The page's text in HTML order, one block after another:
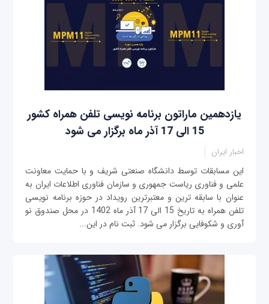
یازدهمین ماراتون برنامه نویسی تلفن همراه کشور
15 الی 17 آذر ماه برگزار می شود
اخبار ایران
این مسابقات توسط دانشگاه صنعتی شریف و با حمایت معاونت
علمی و فناوری ریاست جمهوری و سازمان فناوری اطلاعات ایران به
عنوان با سابقه ترین و معتبرترین رویداد در حوزه برنامه نویسی
تلفن همراه به تاریخ 15 الی 17 آذر ماه 1402 در محل صندوق نو
آوری و شکوفایی برگزار می شود. ثبت نام در این...